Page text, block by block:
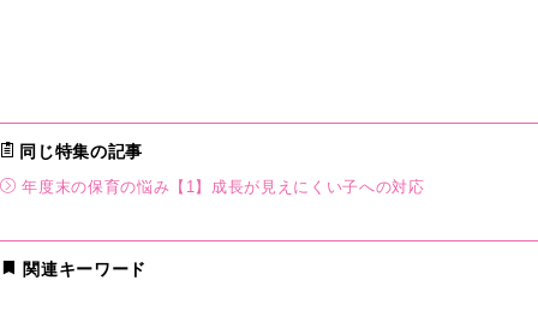
同じ特集の記事
年度末の保育の悩み【1】成長が見えにくい子への対応
関連キーワード